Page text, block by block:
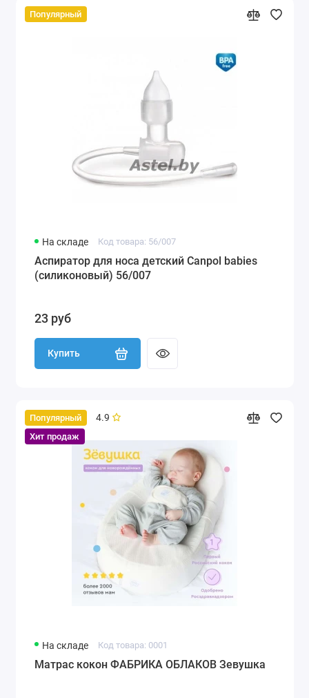
Популярный
На складе Код товара: 56/007
Аспиратор для носа детский Canpol babies
(силиконовый) 56/007
23 руб
Купить
Популярный
Хит продаж
4.9
На складе Код товара: 0001
Матрас кокон ФАБРИКА ОБЛАКОВ Зевушка